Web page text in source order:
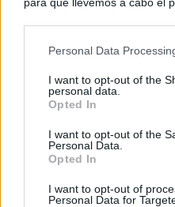
negar su consentimiento.
de su consentimiento, pero
rechazar tal procesamiento.
cualquier momento entrando
visitando nuestra política de
Personal Data
I want to opt-out of the
personal data.
Opted In
I want to opt-out of the
Personal Data.
Opted In
I want to opt-out of
Personal Data for